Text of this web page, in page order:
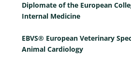
Diplomate of the European
Internal Medicine
EBVS® European Veterinary
Animal Cardiology